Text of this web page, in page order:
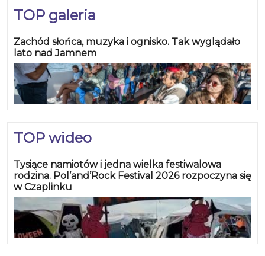
TOP galeria
Zachód słońca, muzyka i ognisko. Tak wyglądało
lato nad Jamnem
TOP wideo
Tysiące namiotów i jedna wielka festiwalowa
rodzina. Pol’and’Rock Festival 2026 rozpoczyna się
w Czaplinku